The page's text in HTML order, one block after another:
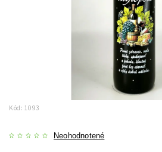
Kód: 1093
Neohodnotené